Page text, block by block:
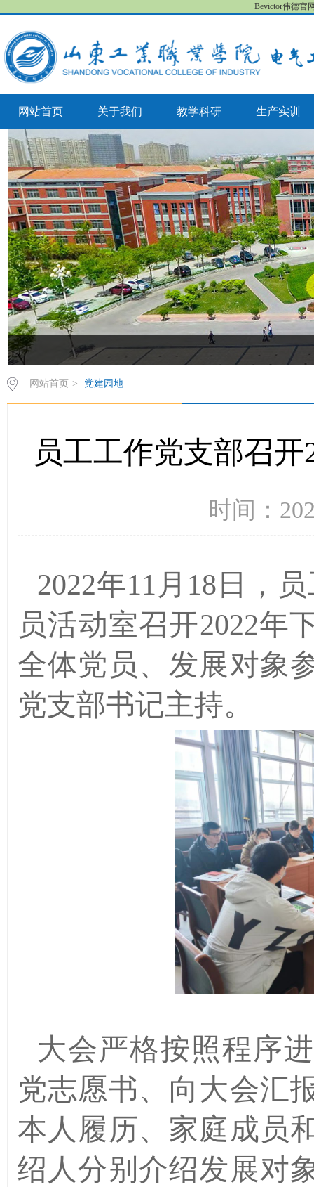
Bevictor伟德官
网站首页 关于我们 教学科研 生产实训
网站首页 > 党建园地
员工工作党支部召
时间：
2022年11月18日，
员活动室召开2022年
全体党员、发展对象
党支部书记主持。
大会严格按照程序
党志愿书、向大会汇
本人履历、家庭成员
绍人分别介绍发展对